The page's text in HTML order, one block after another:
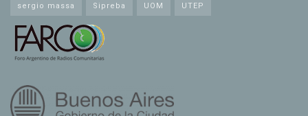
sergio massa Sipreba UOM UTEP